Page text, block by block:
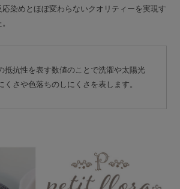
染めとほぼ変わらないクオリティーを実現す
抵抗性を表す数値のことで洗濯や太陽光
くさや色落ちのしにくさを表します。